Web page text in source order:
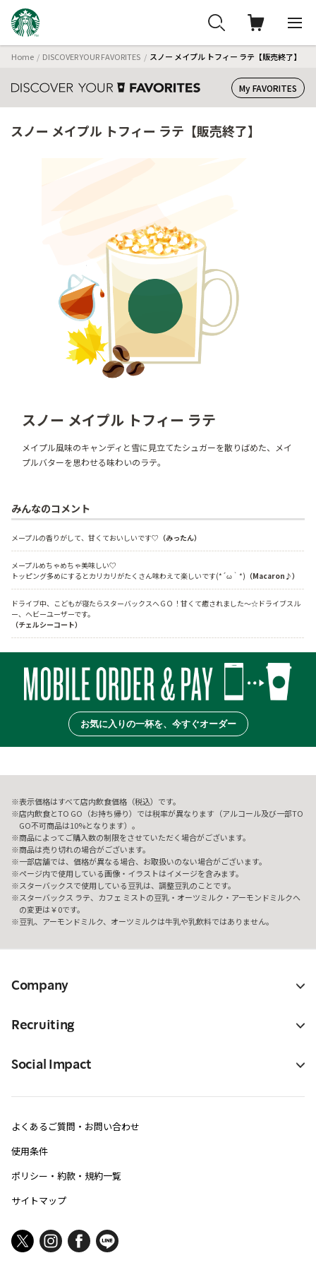
Home DISCOVER YOUR FAVORITES スノー メイプル トフィー ラテ【販売終了】
My FAVORITES
スノー メイプル トフィー ラテ【販売終了】
スノー メイプル トフィー ラテ
メイプル風味のキャンディと雪に見立てたシュガーを散りばめた、メイ
プルバターを思わせる味わいのラテ。
みんなのコメント
メープルの香りがして、甘くておいしいです♡ （みったん）
メープルめちゃめちゃ美味しい♡
トッピング多めにするとカリカリがたくさん味わえて楽しいです(*´ω｀*) （Macaron♪）
ドライブ中、こどもが寝たらスターバックスへＧＯ！甘くて癒されました～☆ドライブスル
ー、ヘビーユーザーです。
（チェルシーコート）
お気に入りの一杯を、今すぐオーダー
表示価格はすべて店内飲食価格（税込）です。
店内飲食とTO GO（お持ち帰り）では税率が異なります（アルコール及び一部TO
GO不可商品は10%となります）。
商品によってご購入数の制限をさせていただく場合がございます。
商品は売り切れの場合がございます。
一部店舗では、価格が異なる場合、お取扱いのない場合がございます。
ページ内で使用している画像・イラストはイメージを含みます。
スターバックスで使用している豆乳は、調整豆乳のことです。
スターバックス ラテ、カフェ ミストの豆乳・オーツミルク・アーモンドミルクへ
の変更は￥0です。
豆乳、アーモンドミルク、オーツミルクは牛乳や乳飲料ではありません。
Company
Recruiting
Social Impact
よくあるご質問・お問い合わせ
使用条件
ポリシー・約款・規約一覧
サイトマップ